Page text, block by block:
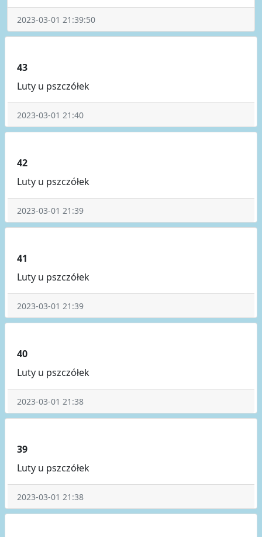
2023-03-01 21:39:50
43
Luty u pszczółek
2023-03-01 21:40
42
Luty u pszczółek
2023-03-01 21:39
41
Luty u pszczółek
2023-03-01 21:39
40
Luty u pszczółek
2023-03-01 21:38
39
Luty u pszczółek
2023-03-01 21:38